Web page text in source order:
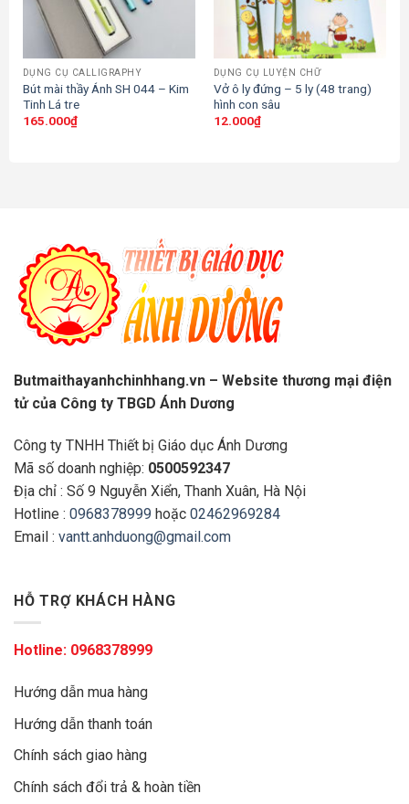
DỤNG CỤ CALLIGRAPHY
Bút mài thầy Ánh SH 044 – Kim
Tinh Lá tre
165.000₫
DỤNG CỤ LUYỆN CHỮ
Vở ô ly đứng – 5 ly (48 trang)
hình con sâu
12.000₫
Butmaithayanhchinhhang.vn – Website thương mại điện
tử của Công ty TBGD Ánh Dương
Công ty TNHH Thiết bị Giáo dục Ánh Dương
Mã số doanh nghiệp: 0500592347
Địa chỉ : Số 9 Nguyễn Xiển, Thanh Xuân, Hà Nội
Hotline : 0968378999 hoặc 02462969284
Email : vantt.anhduong@gmail.com
HỖ TRỢ KHÁCH HÀNG
Hotline: 0968378999
Hướng dẫn mua hàng
Hướng dẫn thanh toán
Chính sách giao hàng
Chính sách đổi trả & hoàn tiền